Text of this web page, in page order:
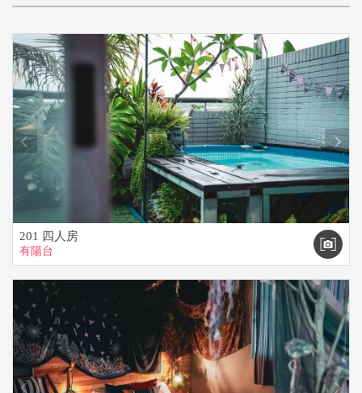
prev next
201 四人房
有陽台
prev next